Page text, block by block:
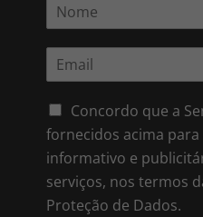
m
i
l
*
Concordo que a
fornecidos acima
informativo e
serviços, nos termos
Proteção de Dados.